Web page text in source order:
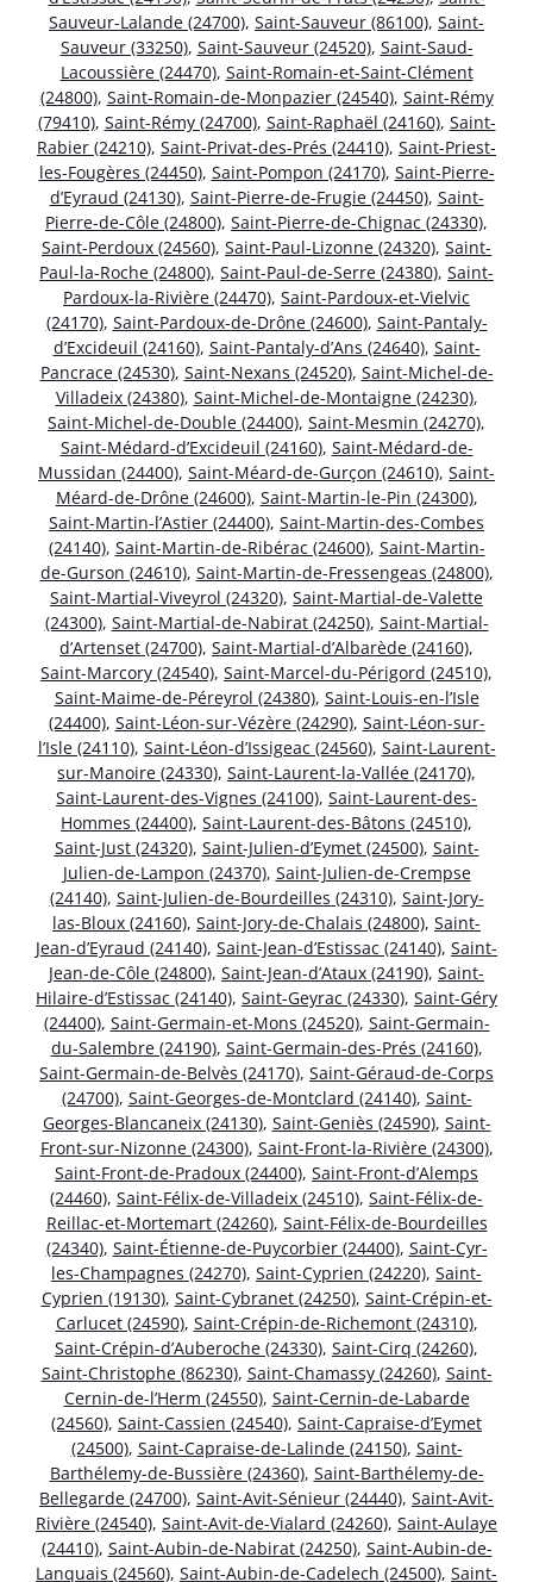
Sauveur-Lalande (24700), Saint-Sauveur (86100), Saint-
Sauveur (33250), Saint-Sauveur (24520), Saint-Saud-
Lacoussière (24470), Saint-Romain-et-Saint-Clément
(24800), Saint-Romain-de-Monpazier (24540), Saint-Rémy
(79410), Saint-Rémy (24700), Saint-Raphaël (24160), Saint-
Rabier (24210), Saint-Privat-des-Prés (24410), Saint-Priest-
les-Fougères (24450), Saint-Pompon (24170), Saint-Pierre-
d’Eyraud (24130), Saint-Pierre-de-Frugie (24450), Saint-
Pierre-de-Côle (24800), Saint-Pierre-de-Chignac (24330),
Saint-Perdoux (24560), Saint-Paul-Lizonne (24320), Saint-
Paul-la-Roche (24800), Saint-Paul-de-Serre (24380), Saint-
Pardoux-la-Rivière (24470), Saint-Pardoux-et-Vielvic
(24170), Saint-Pardoux-de-Drône (24600), Saint-Pantaly-
d’Excideuil (24160), Saint-Pantaly-d’Ans (24640), Saint-
Pancrace (24530), Saint-Nexans (24520), Saint-Michel-de-
Villadeix (24380), Saint-Michel-de-Montaigne (24230),
Saint-Michel-de-Double (24400), Saint-Mesmin (24270),
Saint-Médard-d’Excideuil (24160), Saint-Médard-de-
Mussidan (24400), Saint-Méard-de-Gurçon (24610), Saint-
Méard-de-Drône (24600), Saint-Martin-le-Pin (24300),
Saint-Martin-l’Astier (24400), Saint-Martin-des-Combes
(24140), Saint-Martin-de-Ribérac (24600), Saint-Martin-
de-Gurson (24610), Saint-Martin-de-Fressengeas (24800),
Saint-Martial-Viveyrol (24320), Saint-Martial-de-Valette
(24300), Saint-Martial-de-Nabirat (24250), Saint-Martial-
d’Artenset (24700), Saint-Martial-d’Albarède (24160),
Saint-Marcory (24540), Saint-Marcel-du-Périgord (24510),
Saint-Maime-de-Péreyrol (24380), Saint-Louis-en-l’Isle
(24400), Saint-Léon-sur-Vézère (24290), Saint-Léon-sur-
l’Isle (24110), Saint-Léon-d’Issigeac (24560), Saint-Laurent-
sur-Manoire (24330), Saint-Laurent-la-Vallée (24170),
Saint-Laurent-des-Vignes (24100), Saint-Laurent-des-
Hommes (24400), Saint-Laurent-des-Bâtons (24510),
Saint-Just (24320), Saint-Julien-d’Eymet (24500), Saint-
Julien-de-Lampon (24370), Saint-Julien-de-Crempse
(24140), Saint-Julien-de-Bourdeilles (24310), Saint-Jory-
las-Bloux (24160), Saint-Jory-de-Chalais (24800), Saint-
Jean-d’Eyraud (24140), Saint-Jean-d’Estissac (24140), Saint-
Jean-de-Côle (24800), Saint-Jean-d’Ataux (24190), Saint-
Hilaire-d’Estissac (24140), Saint-Geyrac (24330), Saint-Géry
(24400), Saint-Germain-et-Mons (24520), Saint-Germain-
du-Salembre (24190), Saint-Germain-des-Prés (24160),
Saint-Germain-de-Belvès (24170), Saint-Géraud-de-Corps
(24700), Saint-Georges-de-Montclard (24140), Saint-
Georges-Blancaneix (24130), Saint-Geniès (24590), Saint-
Front-sur-Nizonne (24300), Saint-Front-la-Rivière (24300),
Saint-Front-de-Pradoux (24400), Saint-Front-d’Alemps
(24460), Saint-Félix-de-Villadeix (24510), Saint-Félix-de-
Reillac-et-Mortemart (24260), Saint-Félix-de-Bourdeilles
(24340), Saint-Étienne-de-Puycorbier (24400), Saint-Cyr-
les-Champagnes (24270), Saint-Cyprien (24220), Saint-
Cyprien (19130), Saint-Cybranet (24250), Saint-Crépin-et-
Carlucet (24590), Saint-Crépin-de-Richemont (24310),
Saint-Crépin-d’Auberoche (24330), Saint-Cirq (24260),
Saint-Christophe (86230), Saint-Chamassy (24260), Saint-
Cernin-de-l’Herm (24550), Saint-Cernin-de-Labarde
(24560), Saint-Cassien (24540), Saint-Capraise-d’Eymet
(24500), Saint-Capraise-de-Lalinde (24150), Saint-
Barthélemy-de-Bussière (24360), Saint-Barthélemy-de-
Bellegarde (24700), Saint-Avit-Sénieur (24440), Saint-Avit-
Rivière (24540), Saint-Avit-de-Vialard (24260), Saint-Aulaye
(24410), Saint-Aubin-de-Nabirat (24250), Saint-Aubin-de-
Lanquais (24560), Saint-Aubin-de-Cadelech (24500), Saint-